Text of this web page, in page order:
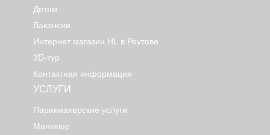
Детям
Вакансии
Интернет магазин HL в Реутове
3D-тур
Контактная информация
УСЛУГИ
Парикмахерские услуги
Маникюр